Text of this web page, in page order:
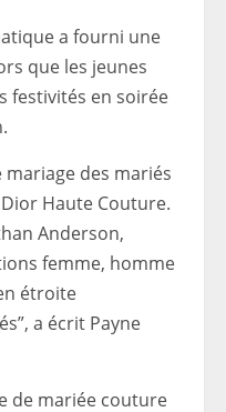
a fourni une
que les jeunes
festivités en soirée
mariage des mariés
Haute Couture.
Anderson,
femme, homme
étroite
a écrit Payne
de mariée couture